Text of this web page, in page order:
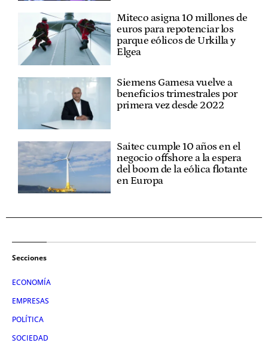
Miteco asigna 10 millones de
euros para repotenciar los
parque eólicos de Urkilla y
Elgea
Siemens Gamesa vuelve a
beneficios trimestrales por
primera vez desde 2022
Saitec cumple 10 años en el
negocio offshore a la espera
del boom de la eólica flotante
en Europa
Secciones
ECONOMÍA
EMPRESAS
POLÍTICA
SOCIEDAD